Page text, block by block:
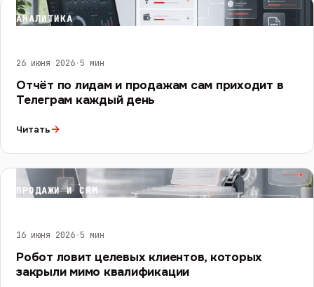
АНАЛИТИКА
26 июня 2026·5 мин
Отчёт по лидам и продажам сам приходит в
Телеграм каждый день
Читать→
ПРОДАЖИ И CRM
16 июня 2026·5 мин
Робот ловит целевых клиентов, которых
закрыли мимо квалификации